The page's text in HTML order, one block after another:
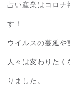
占い産業はコロナ
す！
ウイルスの蔓延
人々は変わりた
りました。